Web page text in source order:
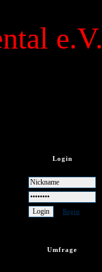
e.V.
Login
Regist
Umfrage